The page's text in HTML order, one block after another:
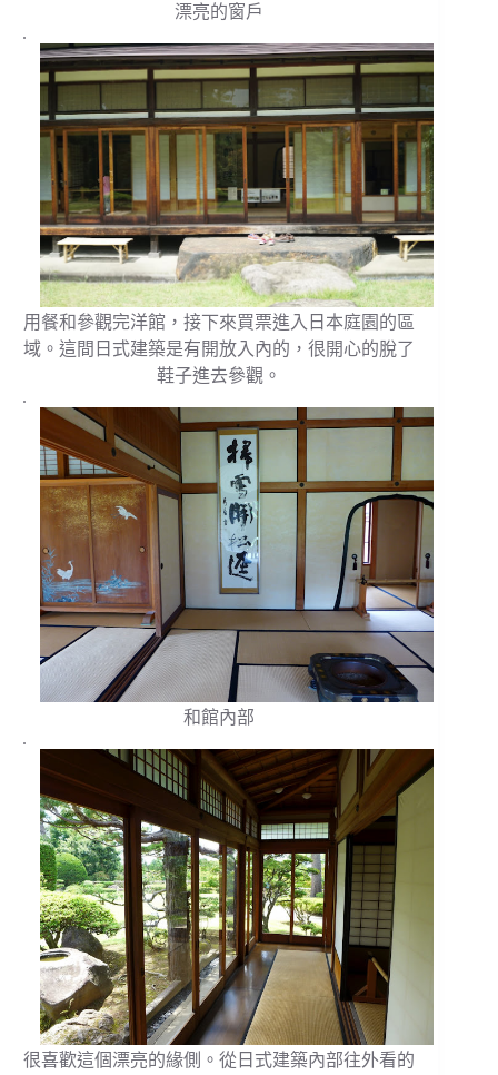
漂亮的窗戶
.
用餐和參觀完洋館，接下來買票進入日本庭園的區
域。這間日式建築是有開放入內的，很開心的脫了
鞋子進去參觀。
.
和館內部
.
很喜歡這個漂亮的緣側。從日式建築內部往外看的